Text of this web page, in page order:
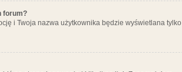
forum?
i Twoja nazwa użytkownika będzie wyświetlana tylko